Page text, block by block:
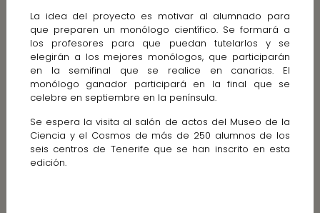
La idea del proyecto es motivar al alumnado para
que preparen un monólogo científico. Se formará a
los profesores para que puedan tutelarlos y se
elegirán a los mejores monólogos, que participarán
en la semifinal que se realice en canarias. El
monólogo ganador participará en la final que se
celebre en septiembre en la península.
Se espera la visita al salón de actos del Museo de la
Ciencia y el Cosmos de más de 250 alumnos de los
seis centros de Tenerife que se han inscrito en esta
edición.